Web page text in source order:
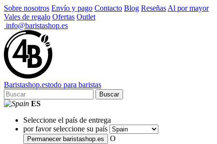
Sobre nosotros Envío y pago Contacto Blog Reseñas Al por mayor
Vales de regalo Ofertas Outlet
info@baristashop.es
Baristashop.estodo para baristas
Buscar
ES
Seleccione el país de entrega
por favor seleccione su país
Permanecer baristashop.es O